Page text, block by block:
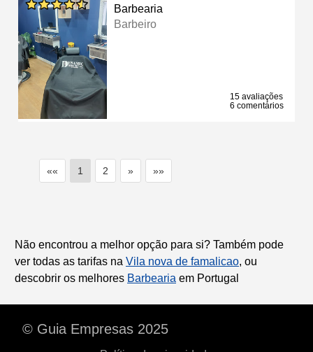
Barbearia
Barbeiro
15 avaliações
6 comentários
«« 1 2 » »»
Não encontrou a melhor opção para si? Também pode
ver todas as tarifas na Vila nova de famalicao, ou
descobrir os melhores Barbearia em Portugal
© Guia Empresas 2025